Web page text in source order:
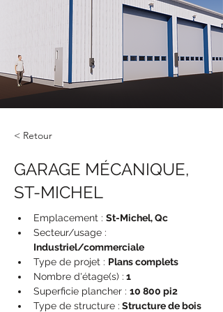
< Retour
GARAGE MÉCANIQUE,
ST-MICHEL
Emplacement : St-Michel, Qc
Secteur/usage :
Industriel/commerciale
Type de projet : Plans complets
Nombre d'étage(s) : 1
Superficie plancher : 10 800 pi2
Type de structure : Structure de bois